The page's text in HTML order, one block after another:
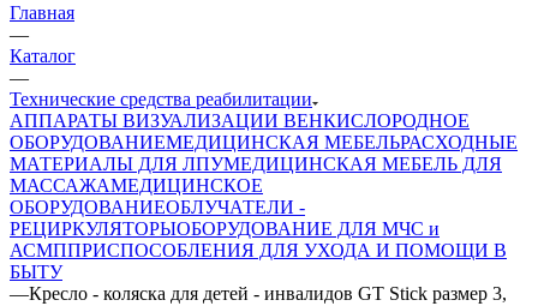
Главная
—
Каталог
—
Технические средства реабилитации
АППАРАТЫ ВИЗУАЛИЗАЦИИ ВЕНКИСЛОРОДНОЕ
ОБОРУДОВАНИЕМЕДИЦИНСКАЯ МЕБЕЛЬРАСХОДНЫЕ
МАТЕРИАЛЫ ДЛЯ ЛПУМЕДИЦИНСКАЯ МЕБЕЛЬ ДЛЯ
МАССАЖАМЕДИЦИНСКОЕ
ОБОРУДОВАНИЕОБЛУЧАТЕЛИ -
РЕЦИРКУЛЯТОРЫОБОРУДОВАНИЕ ДЛЯ МЧС и
АСМППРИСПОСОБЛЕНИЯ ДЛЯ УХОДА И ПОМОЩИ В
БЫТУ
—Кресло - коляска для детей - инвалидов GT Stick размер 3,